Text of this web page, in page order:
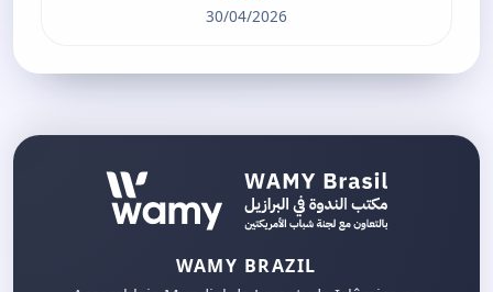
30/04/2026
WAMY BRAZIL